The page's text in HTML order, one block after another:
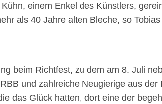
einem Enkel des Künstlers,
als 40 Jahre alten Bleche, so
beim Richtfest, zu dem am 8. Juli
und zahlreiche Neugierige aus der
das Glück hatten, dort eine der